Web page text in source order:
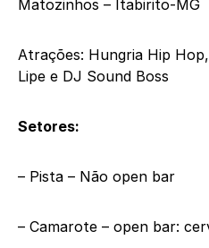
Matozinhos – Itabirito-MG
Atrações: Hungria Hip
Lipe e DJ Sound Boss
Setores:
– Pista – Não open bar
– Camarote – open bar: